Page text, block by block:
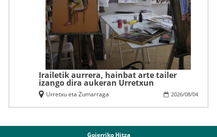
Irailetik aurrera, hainbat arte tailer
izango dira aukeran Urretxun
2026/08/04
Urretxu eta Zumarraga
Goierriko Hitza